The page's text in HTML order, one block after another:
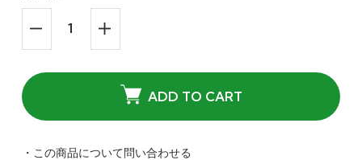
ADD TO CART
・この商品について問い合わせる